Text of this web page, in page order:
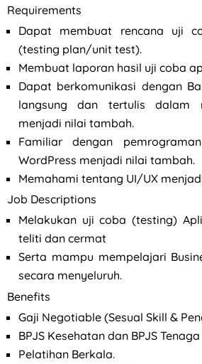
Requirements
Dapat membuat rencana uji
(testing plan/unit test).
Membuat laporan hasil uji coba
Dapat berkomunikasi dengan
langsung dan tertulis dalam
menjadi nilai tambah.
Familiar dengan
WordPress menjadi nilai tambah.
Memahami tentang UI/UX
Job Descriptions
Melakukan uji coba (testing)
teliti dan cermat
Serta mampu mempelajari
secara menyeluruh.
Benefits
Gaji Negotiable (Sesual Skill &
BPJS Kesehatan dan BPJS
Pelatihan Berkala.